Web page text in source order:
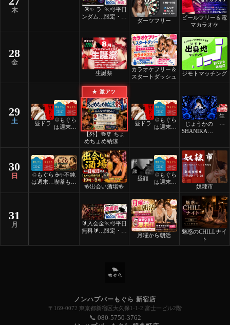
木
🎯✨ ラ
ンダムマ
ツフリー
✨🎯
🏃💨平日
限定・先
ダーツフリー
ビールフリー＆電
マカラオケ
28
金
生誕祭
カラオケフリー＆
スタートダッシュ
ジモトマッチング
29
土 昼ドラ
♲もぐら
は週末祝
★ 激アツ
【外】🍻🎐 ちょ
めちょめ納涼祭
🎐🍻
昼ドラ
♲もぐら
は週末祝
じょうかの
SHANIKAMA
生
30
日
♲もぐら
は週末祝
☕️✨不純
喫茶もぐ
🍻出会い酒場🍻
昼顔
♲もぐら
は週末祝
奴隷市
31
月
🔰入会金
無料🔰ご
ーツナイ
🏃💨平日
限定・先
月曜から朝活
魅惑のCHILLナイ
ト
ノンハプバーもぐら 新宿店
〒169-0072 東京都新宿区大久保1-1-2 富士一ビル2階
📞 080-5750-3762